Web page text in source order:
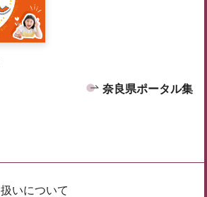
奈良県ポータル集
いについて